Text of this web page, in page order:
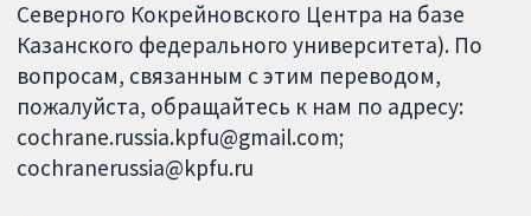
Северного Кокрейновского Центра на базе
Казанского федерального университета). По
вопросам, связанным с этим переводом,
пожалуйста, обращайтесь к нам по адресу:
cochrane.russia.kpfu@gmail.com;
cochranerussia@kpfu.ru